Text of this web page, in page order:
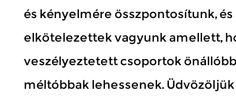
és kényelmére összpontosítunk,
elkötelezettek vagyunk amellett,
veszélyeztetett csoportok
méltóbbak lehessenek.